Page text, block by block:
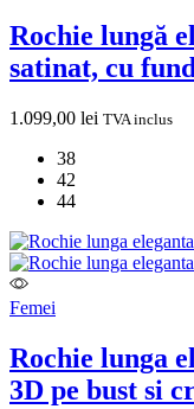
Rochie lungă
satinat, cu
1.099,00 lei TVA inclus
38
42
44
Femei
Rochie lunga
3D pe bust si